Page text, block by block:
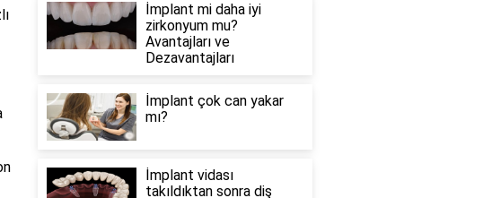
İmplant mi daha iyi
zirkonyum mu?
Avantajları ve
Dezavantajları
İmplant çok can yakar
mı?
İmplant vidası
takıldıktan sonra diş